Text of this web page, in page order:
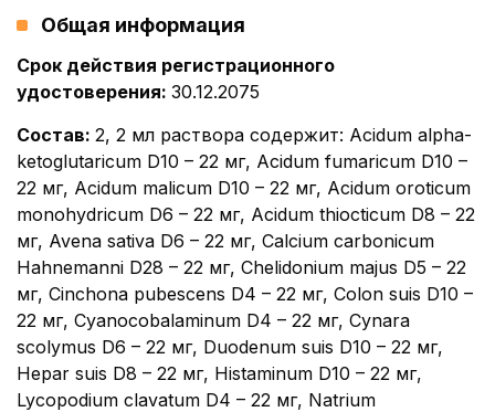
Общая информация
Срок действия регистрационного
удостоверения: 30.12.2075
Состав: 2, 2 мл раствора содержит: Acidum alpha-
ketoglutaricum D10 – 22 мг, Acidum fumaricum D10 –
22 мг, Acidum malicum D10 – 22 мг, Acidum oroticum
monohydricum D6 – 22 мг, Acidum thiocticum D8 – 22
мг, Avena sativa D6 – 22 мг, Calcium carbonicum
Hahnemanni D28 – 22 мг, Chelidonium majus D5 – 22
мг, Cinchona pubescens D4 – 22 мг, Colon suis D10 –
22 мг, Cyanocobalaminum D4 – 22 мг, Cynara
scolymus D6 – 22 мг, Duodenum suis D10 – 22 мг,
Hepar suis D8 – 22 мг, Histaminum D10 – 22 мг,
Lycopodium clavatum D4 – 22 мг, Natrium